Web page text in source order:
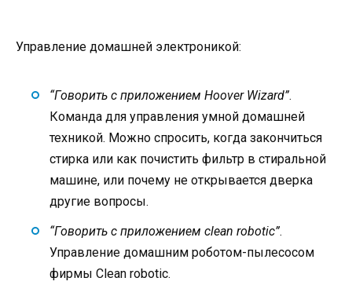
Управление домашней электроникой:
“Говорить с приложением Hoover Wizard”.
Команда для управления умной домашней
техникой. Можно спросить, когда закончиться
стирка или как почистить фильтр в стиральной
машине, или почему не открывается дверка
другие вопросы.
“Говорить с приложением clean robotic”.
Управление домашним роботом-пылесосом
фирмы Clean robotic.